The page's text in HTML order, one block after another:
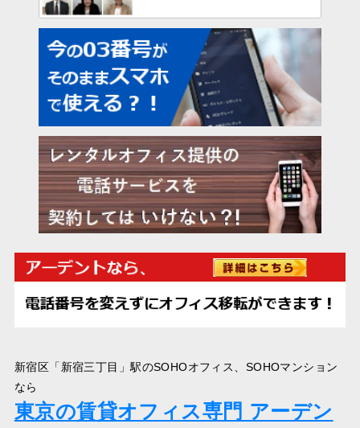
新宿区「新宿三丁目」駅のSOHOオフィス、SOHOマンション
なら
東京の賃貸オフィス専門 アーデン